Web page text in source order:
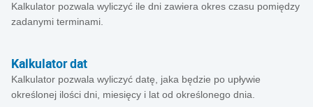
Kalkulator pozwala wyliczyć ile dni zawiera okres czasu pomiędzy
zadanymi terminami.
Kalkulator dat
Kalkulator pozwala wyliczyć datę, jaka będzie po upływie
określonej ilości dni, miesięcy i lat od określonego dnia.